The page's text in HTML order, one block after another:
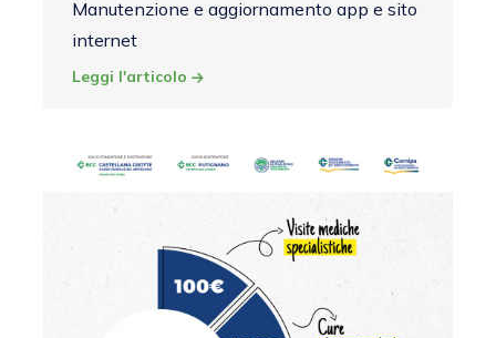
Manutenzione e aggiornamento app e sito
internet
Leggi l'articolo